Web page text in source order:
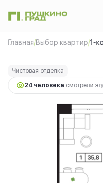
Главная/Выбор квартир/1-
Ипотекаот 17 464 руб.
Чистовая отделка
24 человекa смотрели